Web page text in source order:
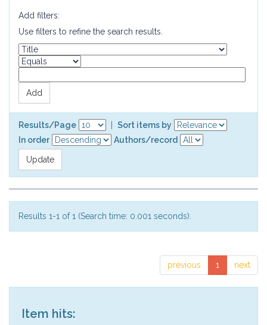
Add filters:
Use filters to refine the search results.
Results/Page
Sort items by
In order
Authors/record
Results 1-1 of 1 (Search time: 0.001 seconds).
previous 1 next
Item hits: